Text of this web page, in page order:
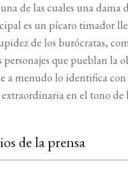
de las cuales una dama
es un pícaro timador
de los burócratas,
personajes que pueblan la
a menudo lo identifica
en el tono
de la prensa